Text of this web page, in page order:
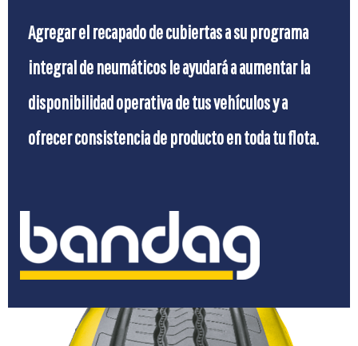
Agregar el recapado de cubiertas a su programa
integral de neumáticos le ayudará a aumentar la
disponibilidad operativa de tus vehículos y a
ofrecer consistencia de producto en toda tu flota.